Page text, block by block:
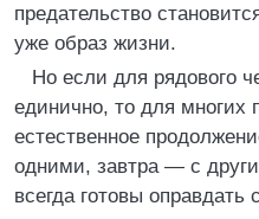
предательство
уже образ жизни.
Но если для рядового
единично, то для многих
естественное
одними, завтра — с
всегда готовы